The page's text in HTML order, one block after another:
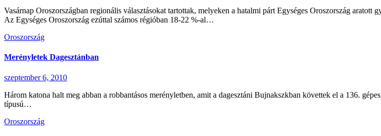
Vasárnap Oroszországban regionális választásokat tartottak, melyeken a hatalmi párt Egységes Oroszország
Az Egységes Oroszország ezúttal számos régióban 18-22 %-al…
Oroszország
Merényletek Dagesztánban
szeptember 6, 2010
Három katona halt meg abban a robbantásos merényletben, amit a dagesztáni Bujnakszkban követtek el a 136.
típusú…
Oroszország